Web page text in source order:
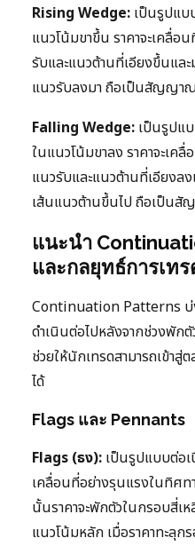
Rising Wedge: เป็นรูปแบ
แนวโน้มขาขึ้น ราคาจะเคลื่
รับและแนวต้านที่เอียงขึ้นแล
แนวรับลงมา ถือเป็นสัญญา
Falling Wedge: เป็นรูปแ
ในแนวโน้มขาลง ราคาจะเค
แนวรับและแนวต้านที่เอียงล
เส้นแนวต้านขึ้นไป ถือเป็น
แนะนำ
และกลยุทธ์การเทร
Continuation Patterns บ่
ดำเนินต่อไปหลังจากช่วงพัก
ช่วยให้นักเทรดสามารถเข้า
ได้
Flags และ Pennants
Flags (ธง): เป็นรูปแบบต่อ
เคลื่อนที่อย่างรุนแรงในทิศท
นั้นราคาจะพักตัวในกรอบสี่
แนวโน้มหลัก เมื่อราคาทะลุ